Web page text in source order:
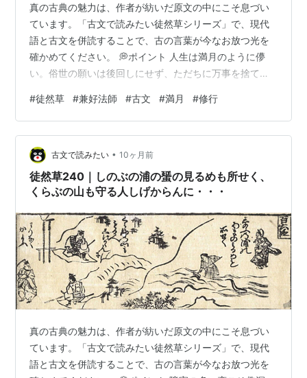
真の古典の魅力は、作者が紡いだ原文の中にこそ息づい
ています。「古文で読みたい徒然草シリーズ」で、現代
語と古文を併読することで、古の言葉が今なお放つ光を
確かめてください。 💭ポイント 人生は満月のように儚
い。俗世の願いは後回しにせず、ただちに万事を捨て仏
円い状態は、束の間もとどまることなく、 望月もちづき
の円まどかなることは、しばらくも住ぢゆうせず、 すぐ
に欠け始めます。 やがて欠かけぬ。 よく注意していない
人には、たった一晩のうちに、 心こころとどめぬ人ひと
は、一夜ひとよの中うちに、 それほど形が変わるように
は見えないかもしれません。 さま…
#徒然草 #兼好法師 #古文 #満月 #修行
古文で読みたい • 10ヶ月前
徒然草240｜しのぶの浦の蜑の見るめも所せく、
くらぶの山も守る人しげからんに・・・
真の古典の魅力は、作者が紡いだ原文の中にこそ息づい
ています。「古文で読みたい徒然草シリーズ」で、現代
語と古文を併読することで、古の言葉が今なお放つ光を